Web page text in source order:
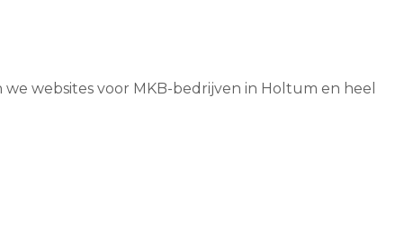
websites voor MKB-bedrijven in Holtum en heel